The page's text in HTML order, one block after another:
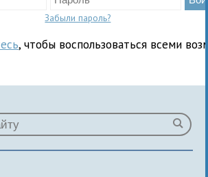
Забыли пароль?
, чтобы воспользоваться всеми